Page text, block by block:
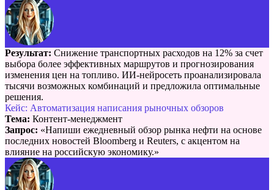
Результат: Снижение транспортных расходов на 12% за счет
выбора более эффективных маршрутов и прогнозирования
изменения цен на топливо. ИИ-нейросеть проанализировала
тысячи возможных комбинаций и предложила оптимальные
решения.
Кейс: Автоматизация написания рыночных обзоров
Тема: Контент-менеджмент
Запрос: «Напиши ежедневный обзор рынка нефти на основе
последних новостей Bloomberg и Reuters, с акцентом на
влияние на российскую экономику.»